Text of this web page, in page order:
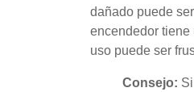
dañado puede
encendedor tiene
uso puede ser
Consejo: